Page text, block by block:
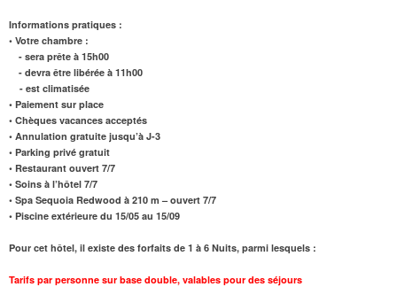
Informations pratiques :
• Votre chambre :
- sera prête à 15h00
- devra être libérée à 11h00
- est climatisée
• Paiement sur place
• Chèques vacances acceptés
• Annulation gratuite jusqu’à J-3
• Parking privé gratuit
• Restaurant ouvert 7/7
• Soins à l’hôtel 7/7
• Spa Sequoia Redwood à 210 m – ouvert 7/7
• Piscine extérieure du 15/05 au 15/09
Pour cet hôtel, il existe des forfaits de 1 à 6 Nuits, parmi lesquels :
Tarifs par personne sur base double, valables pour des séjours